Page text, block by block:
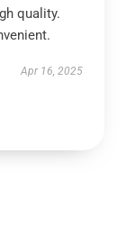
quality.
Apr 16, 2025